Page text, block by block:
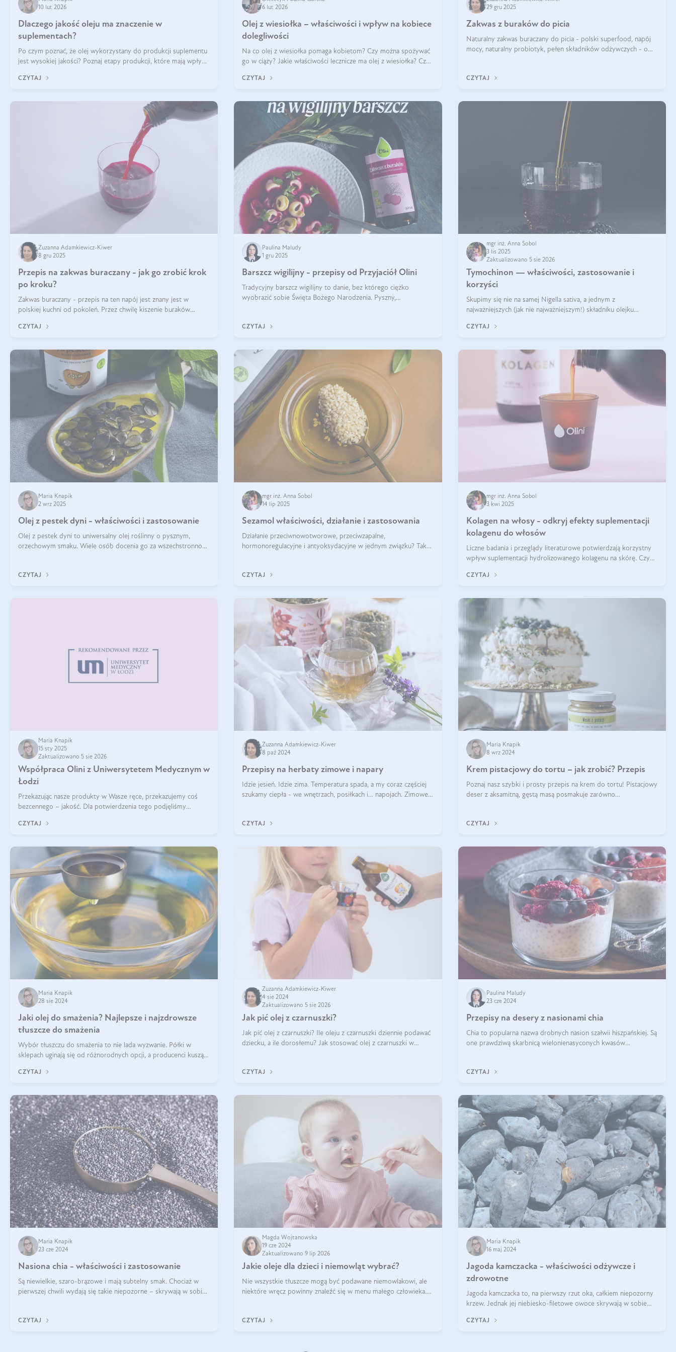
10 lut 2026
Dlaczego jakość oleju ma znaczenie w
suplementach?
Po czym poznać, że olej wykorzystany do produkcji suplementu
jest wysokiej jakości? Poznaj etapy produkcji, które mają wpływ
CZYTAJ
6 lut 2026
Olej z wiesiołka – właściwości i wpływ na kobiece
dolegliwości
Na co olej z wiesiołka pomaga kobietom? Czy można spożywać
go w ciąży? Jakie właściwości lecznicze ma olej z wiesiołka? Czy
efekty? Jaka jes
CZYTAJ
29 gru 2025
Zakwas z buraków do picia
Naturalny zakwas buraczany do picia - polski superfood, napój
mocy, naturalny probiotyk, pełen składników odżywczych - o
CZYTAJ
Zuzanna Adamkiewicz-Kiwer
8 gru 2025
Przepis na zakwas buraczany - jak go zrobić krok
po kroku?
Zakwas buraczany - przepis na ten napój jest znany jest w
polskiej kuchni od pokoleń. Przez chwilę kiszenie buraków
na fali popularności na
CZYTAJ
Paulina Maludy
1 gru 2025
Barszcz wigilijny - przepisy od Przyjaciół Olini
Tradycyjny barszcz wigilijny to danie, bez którego ciężko
wyobrazić sobie Święta Bożego Narodzenia. Pyszny,
CZYTAJ
mgr inż. Anna Sobol
3 lis 2025
Zaktualizowano 5 sie 2026
Tymochinon — właściwości, zastosowanie i
korzyści
Skupimy się nie na samej Nigella sativa, a jednym z
najważniejszych (jak nie najważniejszym!) składniku olejku
CZYTAJ
Maria Knapik
2 wrz 2025
Olej z pestek dyni - właściwości i zastosowanie
Olej z pestek dyni to uniwersalny olej roślinny o pysznym,
orzechowym smaku. Wiele osób docenia go za wszechstronność,
CZYTAJ
mgr inż. Anna Sobol
14 lip 2025
Sezamol właściwości, działanie i zastosowania
Działanie przeciwnowotworowe, przeciwzapalne,
hormonoregulacyjne i antyoksydacyjne w jednym związku? Tak
swojej diety — być może to pierwsza ok
CZYTAJ
mgr inż. Anna Sobol
3 kwi 2025
Kolagen na włosy - odkryj efekty suplementacji
kolagenu do włosów
Liczne badania i przeglądy literaturowe potwierdzają korzystny
wpływ suplementacji hydrolizowanego kolagenu na skórę. Czy
CZYTAJ
Maria Knapik
15 sty 2025
Zaktualizowano 5 sie 2026
Współpraca Olini z Uniwersytetem Medycznym w
Łodzi
Przekazując nasze produkty w Wasze ręce, przekazujemy coś
bezcennego – jakość. Dla potwierdzenia tego podjęliśmy
regularnie badają nasze oleje,
CZYTAJ
Zuzanna Adamkiewicz-Kiwer
8 paź 2024
Przepisy na herbaty zimowe i napary
Idzie jesień. Idzie zima. Temperatura spada, a my coraz częściej
szukamy ciepła - we wnętrzach, posiłkach i… napojach. Zimowe
CZYTAJ
Maria Knapik
8 wrz 2024
Krem pistacjowy do tortu – jak zrobić? Przepis
Poznaj nasz szybki i prosty przepis na krem do tortu! Pistacjowy
deser z aksamitną, gęstą masą posmakuje zarówno
CZYTAJ
Maria Knapik
28 sie 2024
Jaki olej do smażenia? Najlepsze i najzdrowsze
tłuszcze do smażenia
Wybór tłuszczu do smażenia to nie lada wyzwanie. Półki w
sklepach uginają się od różnorodnych opcji, a producenci kuszą
wybrać? Lepsze b
CZYTAJ
Zuzanna Adamkiewicz-Kiwer
4 sie 2024
Zaktualizowano 5 sie 2026
Jak pić olej z czarnuszki?
Jak pić olej z czarnuszki? Ile oleju z czarnuszki dziennie podawać
dziecku, a ile dorosłemu? Jak stosować olej z czarnuszki w
CZYTAJ
Paulina Maludy
23 cze 2024
Przepisy na desery z nasionami chia
Chia to popularna nazwa drobnych nasion szałwii hiszpańskiej. Są
one prawdziwą skarbnicą wielonienasyconych kwasów
CZYTAJ
Maria Knapik
23 cze 2024
Nasiona chia - właściwości i zastosowanie
Są niewielkie, szaro-brązowe i mają subtelny smak. Chociaż w
pierwszej chwili wydają się takie niepozorne – skrywają w sobie
CZYTAJ
Magda Wojtanowska
19 cze 2024
Zaktualizowano 9 lip 2026
Jakie oleje dla dzieci i niemowląt wybrać?
Nie wszystkie tłuszcze mogą być podawane niemowlakowi, ale
niektóre wręcz powinny znaleźć się w menu małego człowieka.
CZYTAJ
Maria Knapik
16 maj 2024
Jagoda kamczacka - właściwości odżywcze i
zdrowotne
Jagoda kamczacka to, na pierwszy rzut oka, całkiem niepozorny
krzew. Jednak jej niebiesko-filetowe owoce skrywają w sobie
w tym wpisie!
CZYTAJ